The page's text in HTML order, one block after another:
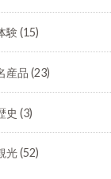
験(15)
産品(23)
史(3)
光(52)